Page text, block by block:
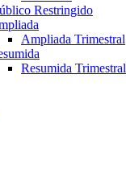
Restringido
Ampliada Trimestral
Resumida Trimestral